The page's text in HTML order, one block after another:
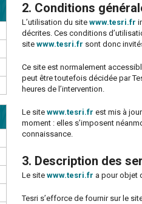
2. Conditions
L’utilisation du site www.tesri.fr
décrites. Ces conditions
site www.tesri.fr sont donc
Ce site est normalement
peut être toutefois décidée par
heures de l’intervention.
Le site www.tesri.fr est mis à
moment : elles s’imposent
connaissance.
3. Description des
Le site www.tesri.fr a pour objet
Tesri s’efforce de fournir sur le